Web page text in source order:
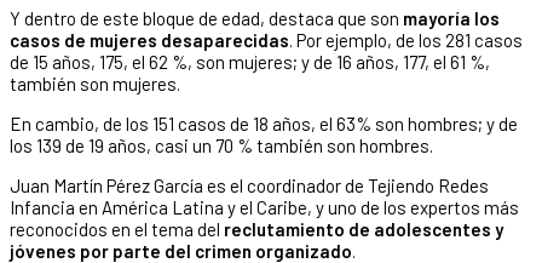
Y dentro de este bloque de edad, destaca que son mayoría los
casos de mujeres desaparecidas. Por ejemplo, de los 281 casos
de 15 años, 175, el 62 %, son mujeres; y de 16 años, 177, el 61 %,
también son mujeres.
En cambio, de los 151 casos de 18 años, el 63% son hombres; y de
los 139 de 19 años, casi un 70 % también son hombres.
Juan Martín Pérez García es el coordinador de Tejiendo Redes
Infancia en América Latina y el Caribe, y uno de los expertos más
reconocidos en el tema del reclutamiento de adolescentes y
jóvenes por parte del crimen organizado.